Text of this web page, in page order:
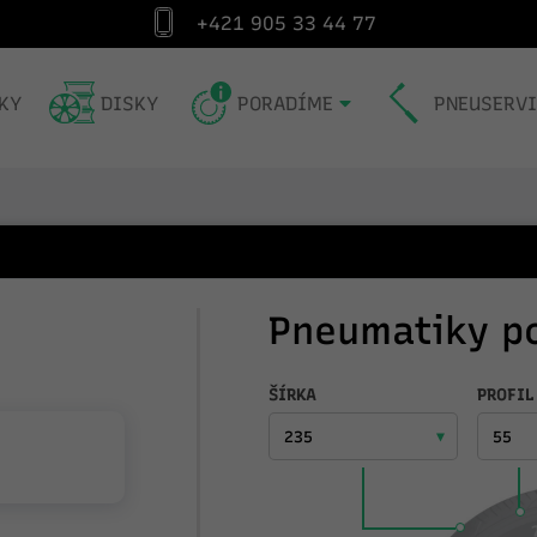
Špecialista na pneumatiky od roku 1991
+421 905 33 44 77
DISKY PORADÍME
Pneumatiky
ŠÍRKA PROFIL